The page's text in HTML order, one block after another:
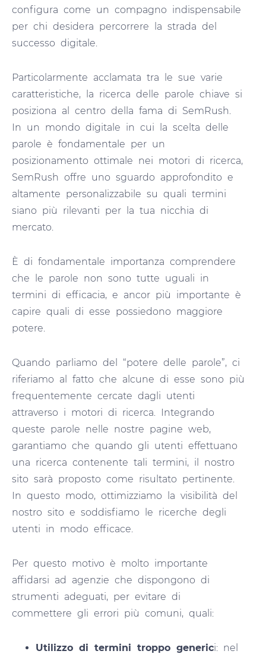
configura come un compagno indispensabile
per chi desidera percorrere la strada del
successo digitale.
Particolarmente acclamata tra le sue varie
caratteristiche, la ricerca delle parole chiave si
posiziona al centro della fama di SemRush.
In un mondo digitale in cui la scelta delle
parole è fondamentale per un
posizionamento ottimale nei motori di ricerca,
SemRush offre uno sguardo approfondito e
altamente personalizzabile su quali termini
siano più rilevanti per la tua nicchia di
mercato.
È di fondamentale importanza comprendere
che le parole non sono tutte uguali in
termini di efficacia, e ancor più importante è
capire quali di esse possiedono maggiore
potere.
Quando parliamo del “potere delle parole”, ci
riferiamo al fatto che alcune di esse sono più
frequentemente cercate dagli utenti
attraverso i motori di ricerca. Integrando
queste parole nelle nostre pagine web,
garantiamo che quando gli utenti effettuano
una ricerca contenente tali termini, il nostro
sito sarà proposto come risultato pertinente.
In questo modo, ottimizziamo la visibilità del
nostro sito e soddisfiamo le ricerche degli
utenti in modo efficace.
Per questo motivo è molto importante
affidarsi ad agenzie che dispongono di
strumenti adeguati, per evitare di
commettere gli errori più comuni, quali:
Utilizzo di termini troppo generici: nel